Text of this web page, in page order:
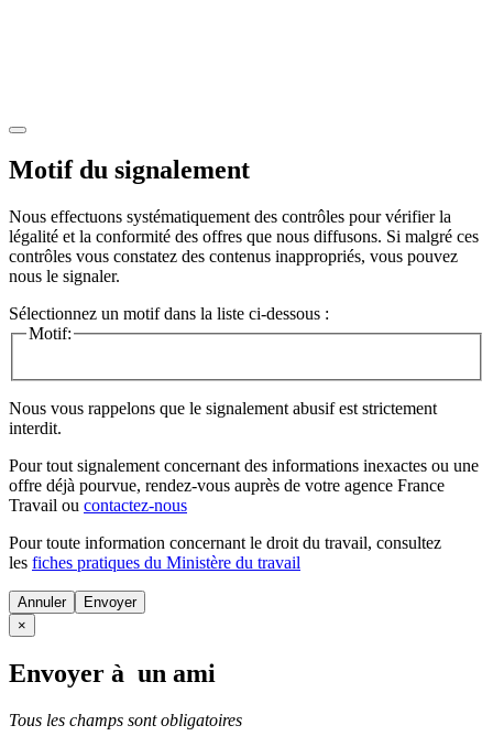
Motif du signalement
Nous effectuons systématiquement des contrôles pour vérifier la
légalité et la conformité des offres que nous diffusons. Si malgré ces
contrôles vous constatez des contenus inappropriés, vous pouvez
nous le signaler.
Sélectionnez un motif dans la liste ci-dessous :
Motif:
Nous vous rappelons que le signalement abusif est strictement
interdit.
Pour tout signalement concernant des informations inexactes ou une
offre déjà pourvue, rendez-vous auprès de votre agence France
Travail ou contactez-nous
Pour toute information concernant le droit du travail, consultez
les fiches pratiques du Ministère du travail
Annuler
×
Envoyer à un ami
Tous les champs sont obligatoires